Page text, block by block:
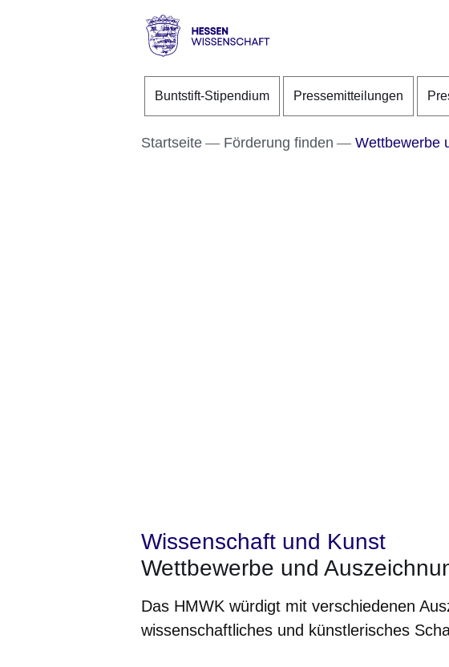
Direkt zum Kopf der Seite
Direkt zum Inhalt
Direkt zum Fuß der Seite
Wissenschaft
Buntstift-Stipendium Pressemitteilungen
Startseite Förderung finden Wettbewerbe
Wissenschaft und Kunst
Wettbewerbe und
Das HMWK würdigt mit verschiedenen
wissenschaftliches und künstlerisches